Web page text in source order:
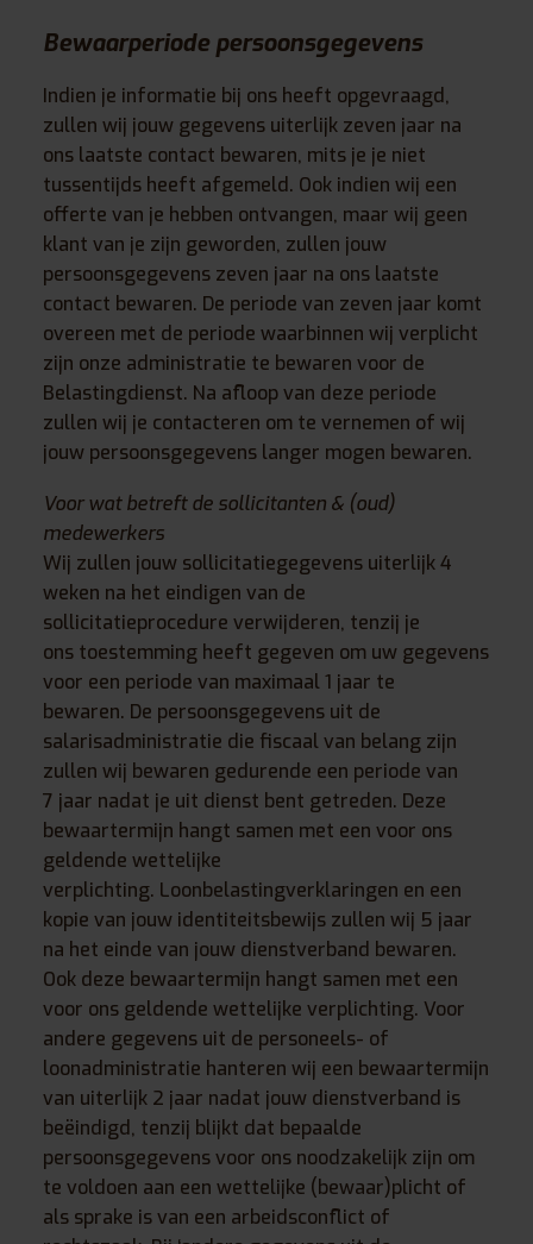
Bewaarperiode persoonsgegevens
Indien je informatie bij ons heeft opgevraagd,
zullen wij jouw gegevens uiterlijk zeven jaar na
ons laatste contact bewaren, mits je je niet
tussentijds heeft afgemeld. Ook indien wij een
offerte van je hebben ontvangen, maar wij geen
klant van je zijn geworden, zullen jouw
persoonsgegevens zeven jaar na ons laatste
contact bewaren. De periode van zeven jaar komt
overeen met de periode waarbinnen wij verplicht
zijn onze administratie te bewaren voor de
Belastingdienst. Na afloop van deze periode
zullen wij je contacteren om te vernemen of wij
jouw persoonsgegevens langer mogen bewaren.
Voor wat betreft de sollicitanten & (oud)
medewerkers
Wij zullen jouw sollicitatiegegevens uiterlijk 4
weken na het eindigen van de
sollicitatieprocedure verwijderen, tenzij je
ons toestemming heeft gegeven om uw gegevens
voor een periode van maximaal 1 jaar te
bewaren. De persoonsgegevens uit de
salarisadministratie die fiscaal van belang zijn
zullen wij bewaren gedurende een periode van
7 jaar nadat je uit dienst bent getreden. Deze
bewaartermijn hangt samen met een voor ons
geldende wettelijke
verplichting. Loonbelastingverklaringen en een
kopie van jouw identiteitsbewijs zullen wij 5 jaar
na het einde van jouw dienstverband bewaren.
Ook deze bewaartermijn hangt samen met een
voor ons geldende wettelijke verplichting. Voor
andere gegevens uit de personeels- of
loonadministratie hanteren wij een bewaartermijn
van uiterlijk 2 jaar nadat jouw dienstverband is
beëindigd, tenzij blijkt dat bepaalde
persoonsgegevens voor ons noodzakelijk zijn om
te voldoen aan een wettelijke (bewaar)plicht of
als sprake is van een arbeidsconflict of